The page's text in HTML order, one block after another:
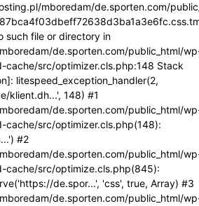
mboredam/de.sporten.com/
such file or directory in
de.sporten.com/public_html/
cache/src/optimizer.cls.php:148 Stack
litespeed_exception_handler(2,
klient.dh...', 148) #1
de.sporten.com/public_html/
cache/src/optimizer.cls.php(148):
#2
de.sporten.com/public_html/
cache/src/optimize.cls.php(845):
de.spor...', 'css', true, Array) #3
de.sporten.com/public_html/